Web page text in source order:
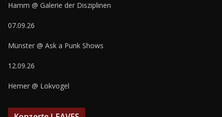
Hamm @ Galerie der Disziplinen
07.09.26
Münster @ Ask a Punk Shows
12.09.26
Hemer @ Lokvogel